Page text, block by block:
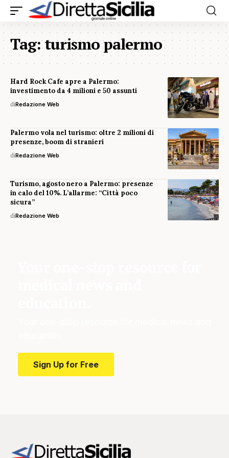
Tag:turismo palermo
Hard Rock Cafe apre a Palermo:
investimento da 4 milioni e 50 assunti
diRedazione Web
Palermo vola nel turismo: oltre 2 milioni di
presenze, boom di stranieri
diRedazione Web
Turismo, agosto nero a Palermo: presenze
in calo del 10%. L’allarme: “Città poco
sicura”
diRedazione Web
Sign Up for Free